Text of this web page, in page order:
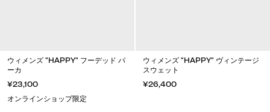
ウィメンズ "HAPPY" フーデッド パ
ーカ
¥23,100
オンラインショップ限定
ウィメンズ "HAPPY" ヴィンテージ
スウェット
¥26,400